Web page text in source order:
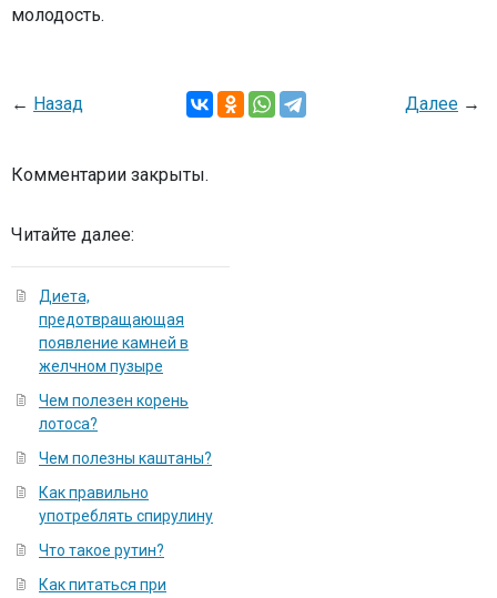
молодость.
← Назад Далее →
Комментарии закрыты.
Читайте далее:
Диета,
предотвращающая
появление камней в
желчном пузыре
Чем полезен корень
лотоса?
Чем полезны каштаны?
Как правильно
употреблять спирулину
Что такое рутин?
Как питаться при